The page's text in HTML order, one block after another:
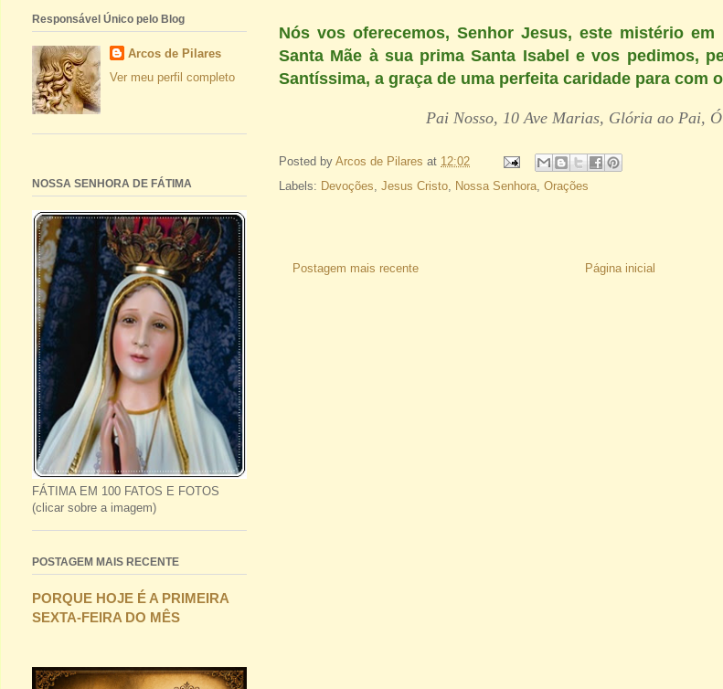
Nós vos oferecemos, Senhor Jesus, este mistério
Santa Mãe à sua prima Santa Isabel e vos pedimos,
Santíssima, a graça de uma perfeita caridade para com
Pai Nosso, 10 Ave Marias, Glória ao Pai, Ó
Posted by Arcos de Pilares at 12:02
Labels: Devoções Jesus Cristo Nossa Senhora Orações
Postagem mais recente Página inicial
Responsável Único pelo Blog
Arcos de Pilares
Ver meu perfil completo
NOSSA SENHORA DE FÁTIMA
FÁTIMA EM 100 FATOS E FOTOS
(clicar sobre a imagem)
POSTAGEM MAIS RECENTE
PORQUE HOJE É A PRIMEIRA
SEXTA-FEIRA DO MÊS